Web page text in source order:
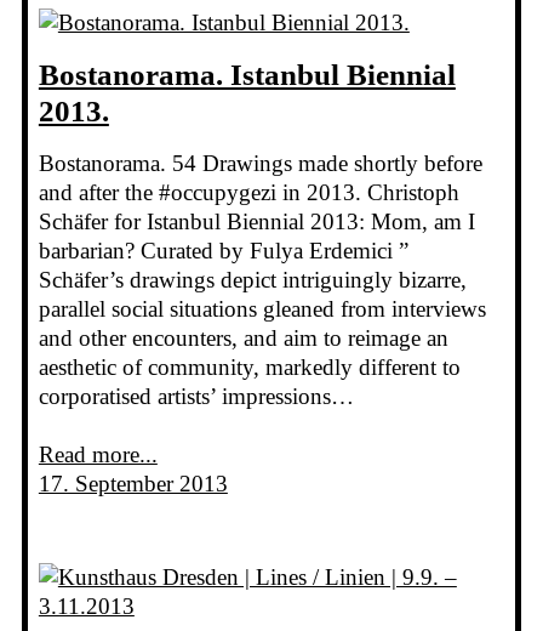
Bostanorama. Istanbul Biennial
2013.
Bostanorama. 54 Drawings made shortly before
and after the #occupygezi in 2013. Christoph
Schäfer for Istanbul Biennial 2013: Mom, am I
barbarian? Curated by Fulya Erdemici ”
Schäfer’s drawings depict intriguingly bizarre,
parallel social situations gleaned from interviews
and other encounters, and aim to reimage an
aesthetic of community, markedly different to
corporatised artists’ impressions…
Read more...
17. September 2013